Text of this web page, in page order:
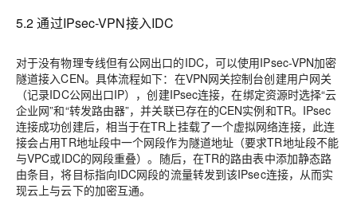
5.2 通过IPsec-VPN接入IDC
对于没有物理专线但有公网出口的IDC，可以使用IPsec-VPN加密
隧道接入CEN。具体流程如下：在VPN网关控制台创建用户网关
（记录IDC公网出口IP），创建IPsec连接，在绑定资源时选择“云
企业网”和“转发路由器”，并关联已存在的CEN实例和TR。IPsec
连接成功创建后，相当于在TR上挂载了一个虚拟网络连接，此连
接会占用TR地址段中一个网段作为隧道地址（要求TR地址段不能
与VPC或IDC的网段重叠）。随后，在TR的路由表中添加静态路
由条目，将目标指向IDC网段的流量转发到该IPsec连接，从而实
现云上与云下的加密互通。